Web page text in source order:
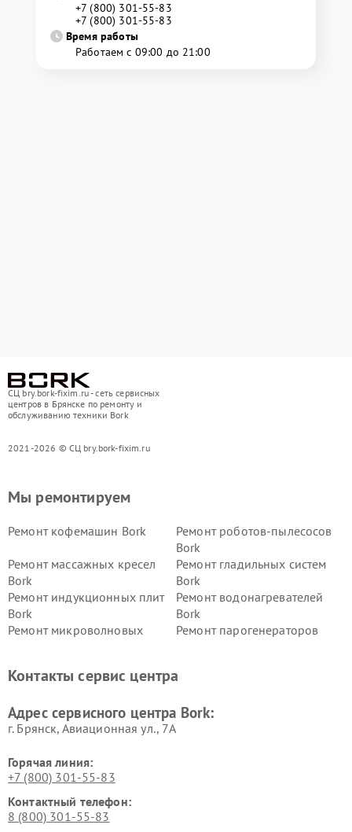
+7 (800) 301-55-83
+7 (800) 301-55-83
Время работы
Работаем с 09:00 до 21:00
СЦ bry.bork-fixim.ru - сеть сервисных
центров в Брянске по ремонту и
обслуживанию техники Bork
2021-2026 © СЦ bry.bork-fixim.ru
Мы ремонтируем
Ремонт кофемашин Bork
Ремонт роботов-пылесосов
Bork
Ремонт массажных кресел
Bork
Ремонт гладильных систем
Bork
Ремонт индукционных плит
Bork
Ремонт водонагревателей
Bork
Ремонт микроволновых
Ремонт парогенераторов
воздуха Bork
Bork
Bork
Контакты сервис центра
Адрес сервисного центра Bork:
г. Брянск, Авиационная ул., 7А
Горячая линия:
+7 (800) 301-55-83
Контактный телефон:
8 (800) 301-55-83